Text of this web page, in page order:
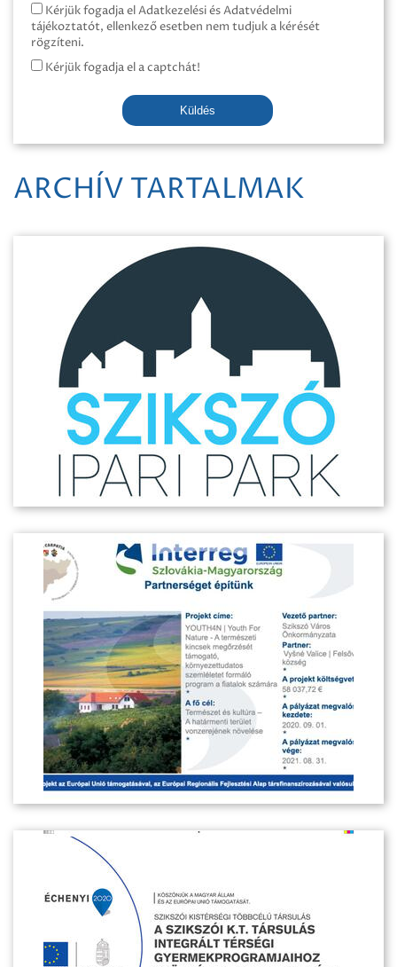
Kérjük fogadja el Adatkezelési és Adatvédelmi
tájékoztatót, ellenkező esetben nem tudjuk a kérését
rögzíteni.
Kérjük fogadja el a captchát!
Küldés
ARCHÍV TARTALMAK